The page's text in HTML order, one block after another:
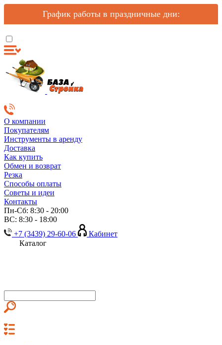
График работы в праздничные дни:
О компании
Покупателям
Инструменты в аренду
Доставка
Как купить
Обмен и возврат
Резка
Способы оплаты
Советы и идеи
Контакты
Пн-Сб: 8:30 - 20:00
ВС: 8:30 - 18:00
+7 (3439) 29-60-06
Кабинет
Каталог